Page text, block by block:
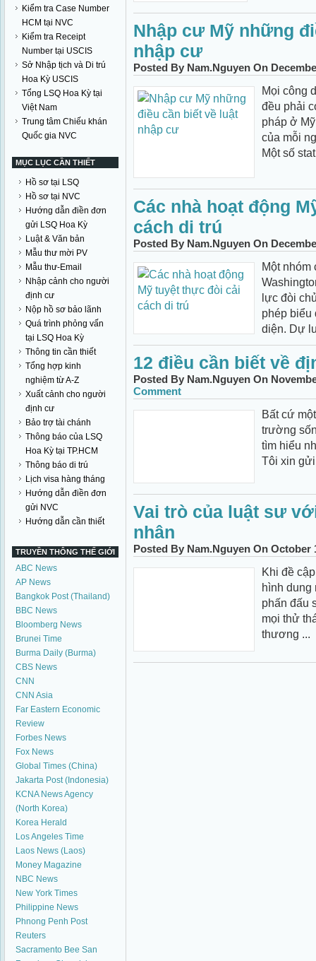
Kiểm tra Case Number
HCM tại NVC
Kiểm tra Receipt
Number tại USCIS
Sở Nhập tịch và Di trú
Hoa Kỳ USCIS
Tổng LSQ Hoa Kỳ tại
Việt Nam
Trung tâm Chiếu khán
Quốc gia NVC
MỤC LỤC CẦN THIẾT
Hồ sơ tại LSQ
Hồ sơ tại NVC
Hướng dẫn điền đơn
gửi LSQ Hoa Kỳ
Luật & Văn bản
Mẫu thư mời PV
Mẫu thư-Email
Nhập cảnh cho người
định cư
Nộp hồ sơ bảo lãnh
Quá trình phỏng vấn
tại LSQ Hoa Kỳ
Thông tin cần thiết
Tổng hợp kinh
nghiệm từ A-Z
Xuất cảnh cho người
định cư
Bảo trợ tài chánh
Thông báo của LSQ
Hoa Kỳ tại TP.HCM
Thông báo di trú
Lịch visa hàng tháng
Hướng dẫn điền đơn
gửi NVC
Hướng dẫn cần thiết
TRUYỀN THÔNG THẾ GIỚI
ABC News
AP News
Bangkok Post (Thailand)
BBC News
Bloomberg News
Brunei Time
Burma Daily (Burma)
CBS News
CNN
CNN Asia
Far Eastern Economic
Review
Forbes News
Fox News
Global Times (China)
Jakarta Post (Indonesia)
KCNA News Agency
(North Korea)
Korea Herald
Los Angeles Time
Laos News (Laos)
Money Magazine
NBC News
New York Times
Philippine News
Phnong Penh Post
Reuters
Sacramento Bee San
Nhập cư Mỹ những
nhập cư
Posted By Nam.Nguyen On
Mọi công
đều phải
pháp ở
của mỗi
Một số
Các nhà hoạt động
cách di trú
Posted By Nam.Nguyen On
Một nhóm
lực đòi
phép biểu
diện. Dự
12 điều cần biết về
Posted By Nam.Nguyen On
Comment
Bất cứ
trường
tìm hiểu
Tôi xin
Vai trò của luật sư
nhân
Posted By Nam.Nguyen On October
Khi đề
hình dung
phấn đấu
mọi thử
thương ...